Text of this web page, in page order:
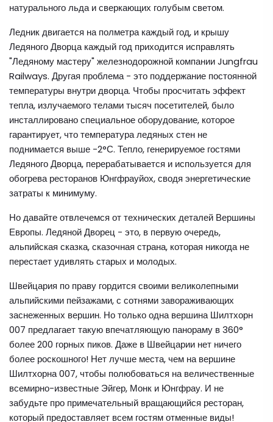
натурального льда и сверкающих голубым светом.
Ледник двигается на полметра каждый год, и крышу
Ледяного Дворца каждый год приходится исправлять
"Ледяному мастеру" железнодорожной компании Jungfrau
Railways. Другая проблема - это поддержание постоянной
температуры внутри дворца. Чтобы просчитать эффект
тепла, излучаемого телами тысяч посетителей, было
инсталлировано специальное оборудование, которое
гарантирует, что температура ледяных стен не
поднимается выше -2°С. Тепло, генерируемое гостями
Ледяного Дворца, перерабатывается и используется для
обогрева ресторанов Юнгфрауйох, сводя энергетические
затраты к минимуму.
Но давайте отвлечемся от технических деталей Вершины
Европы. Ледяной Дворец - это, в первую очередь,
альпийская сказка, сказочная страна, которая никогда не
перестает удивлять старых и молодых.
Швейцария по праву гордится своими великолепными
альпийскими пейзажами, с сотнями завораживающих
заснеженных вершин. Но только одна вершина Шилтхорн
007 предлагает такую впечатляющую панораму в 360°
более 200 горных пиков. Даже в Швейцарии нет ничего
более роскошного! Нет лучше места, чем на вершине
Шилтхорна 007, чтобы полюбоваться на величественные
всемирно-известные Эйгер, Монк и Юнгфрау. И не
забудьте про примечательный вращающийся ресторан,
который предоставляет всем гостям отменные виды!